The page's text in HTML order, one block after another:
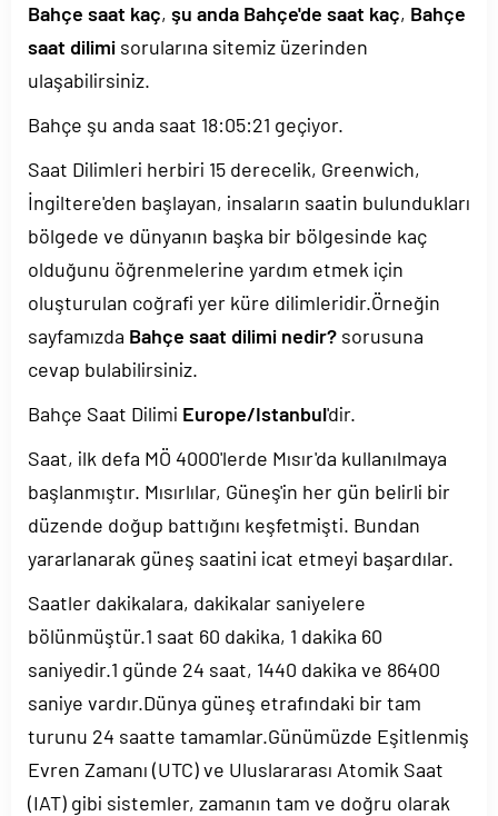
Bahçe saat kaç, şu anda Bahçe'de saat kaç, Bahçe
saat dilimi sorularına sitemiz üzerinden
ulaşabilirsiniz.
Bahçe şu anda saat 18:05:21 geçiyor.
Saat Dilimleri herbiri 15 derecelik, Greenwich,
İngiltere'den başlayan, insaların saatin bulundukları
bölgede ve dünyanın başka bir bölgesinde kaç
olduğunu öğrenmelerine yardım etmek için
oluşturulan coğrafi yer küre dilimleridir.Örneğin
sayfamızda Bahçe saat dilimi nedir? sorusuna
cevap bulabilirsiniz.
Bahçe Saat Dilimi Europe/Istanbul'dir.
Saat, ilk defa MÖ 4000'lerde Mısır'da kullanılmaya
başlanmıştır. Mısırlılar, Güneş'in her gün belirli bir
düzende doğup battığını keşfetmişti. Bundan
yararlanarak güneş saatini icat etmeyi başardılar.
Saatler dakikalara, dakikalar saniyelere
bölünmüştür.1 saat 60 dakika, 1 dakika 60
saniyedir.1 günde 24 saat, 1440 dakika ve 86400
saniye vardır.Dünya güneş etrafındaki bir tam
turunu 24 saatte tamamlar.Günümüzde Eşitlenmiş
Evren Zamanı (UTC) ve Uluslararası Atomik Saat
(IAT) gibi sistemler, zamanın tam ve doğru olarak